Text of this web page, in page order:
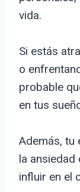
vida.
Si estás
o
probable
en tus
Además, tu
la ansiedad
influir en el